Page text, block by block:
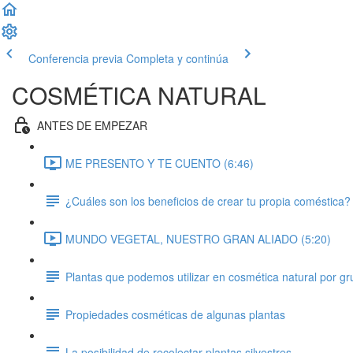
Conferencia previa Completa y continúa
COSMÉTICA NATURAL
ANTES DE EMPEZAR
ME PRESENTO Y TE CUENTO (6:46)
¿Cuáles son los beneficios de crear tu propia coméstica?
MUNDO VEGETAL, NUESTRO GRAN ALIADO (5:20)
Plantas que podemos utilizar en cosmética natural por
Propiedades cosméticas de algunas plantas